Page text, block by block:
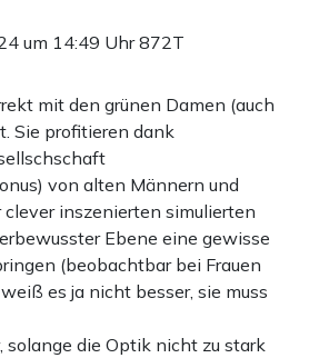
um 14:49 Uhr872T
mit den grünen Damen (auch
Sie profitieren dank
von alten Männern und
clever inszenierten simulierten
Ebene eine gewisse
(beobachtbar bei Frauen
es ja nicht besser, sie muss
solange die Optik nicht zu stark